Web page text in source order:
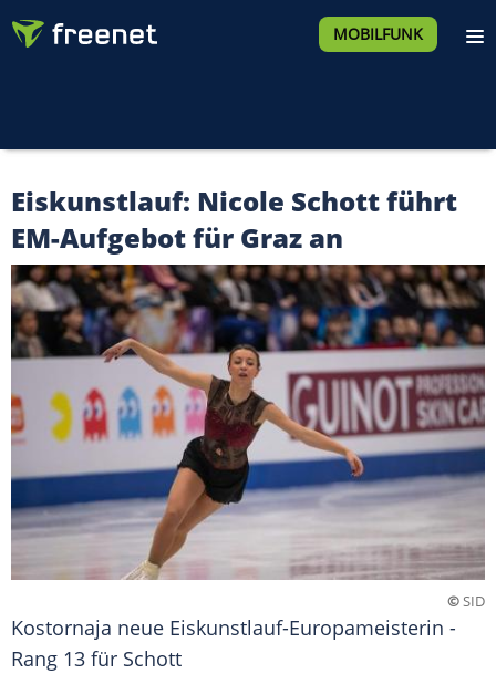
MOBILFUNK
Eiskunstlauf: Nicole Schott führt
EM-Aufgebot für Graz an
©SID
Kostornaja neue Eiskunstlauf-Europameisterin -
Rang 13 für Schott